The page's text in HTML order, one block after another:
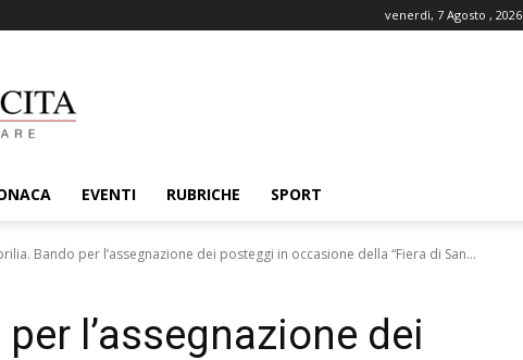
venerdì, 7 Agosto , 2026
EVENTI RUBRICHE SPORT
Bando per l’assegnazione dei posteggi in occasione della “Fiera di San...
l’assegnazione dei